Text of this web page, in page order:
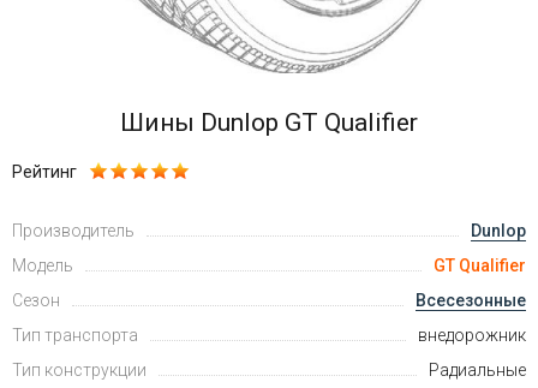
Вс:
до
Шины Dunlop GT Qualifier
Рейтинг
Производитель
Dunlop
Модель
GT Qualifier
Сезон
Всесезонные
Тип транспорта
внедорожник
Тип конструкции
Радиальные